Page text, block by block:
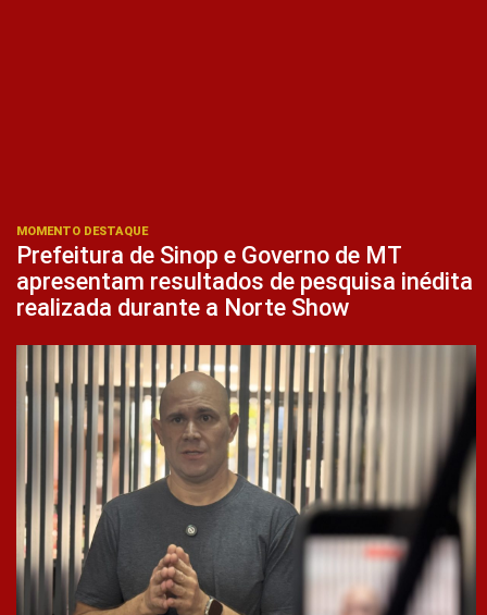
MOMENTO DESTAQUE
Prefeitura de Sinop e Governo de MT
apresentam resultados de pesquisa inédita
realizada durante a Norte Show